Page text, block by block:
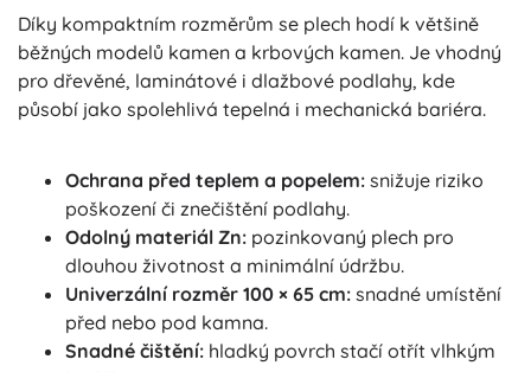
Díky kompaktním rozměrům se plech hodí k většině
běžných modelů kamen a krbových kamen. Je vhodný
pro dřevěné, laminátové i dlažbové podlahy, kde
působí jako spolehlivá tepelná i mechanická bariéra.
Ochrana před teplem a popelem: snižuje riziko
poškození či znečištění podlahy.
Odolný materiál Zn: pozinkovaný plech pro
dlouhou životnost a minimální údržbu.
Univerzální rozměr 100 × 65 cm: snadné umístění
před nebo pod kamna.
Snadné čištění: hladký povrch stačí otřít vlhkým